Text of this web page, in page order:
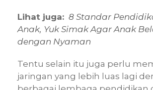
Lihat juga: 8 Standar
Anak, Yuk Simak Agar Anak
dengan Nyaman
Tentu selain itu juga perlu
jaringan yang lebih luas lagi